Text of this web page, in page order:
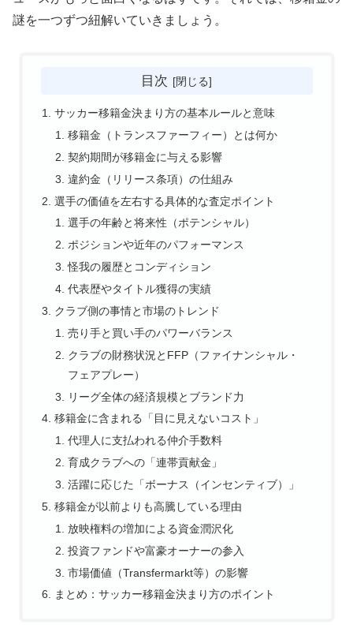
謎を一つずつ紐解いていきましょう。
目次
サッカー移籍金決まり方の基本ルールと意味
移籍金（トランスファーフィー）とは何か
契約期間が移籍金に与える影響
違約金（リリース条項）の仕組み
選手の価値を左右する具体的な査定ポイント
選手の年齢と将来性（ポテンシャル）
ポジションや近年のパフォーマンス
怪我の履歴とコンディション
代表歴やタイトル獲得の実績
クラブ側の事情と市場のトレンド
売り手と買い手のパワーバランス
クラブの財務状況とFFP（ファイナンシャル・
フェアプレー）
リーグ全体の経済規模とブランド力
移籍金に含まれる「目に見えないコスト」
代理人に支払われる仲介手数料
育成クラブへの「連帯貢献金」
活躍に応じた「ボーナス（インセンティブ）」
移籍金が以前よりも高騰している理由
放映権料の増加による資金潤沢化
投資ファンドや富豪オーナーの参入
市場価値（Transfermarkt等）の影響
まとめ：サッカー移籍金決まり方のポイント